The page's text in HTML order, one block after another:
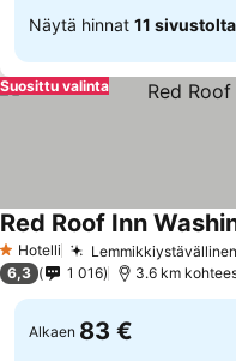
Näytä hinnat 11 sivustolta
Suosittu valinta
1 Tähtiluokitus
Hotelli
Red Roof Inn
6,3 1 016 3.6 km
Alkaen 83 €